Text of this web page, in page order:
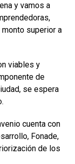
y vamos a
superior a
viables y
de
se espera
cuenta con
Fonade,
de los